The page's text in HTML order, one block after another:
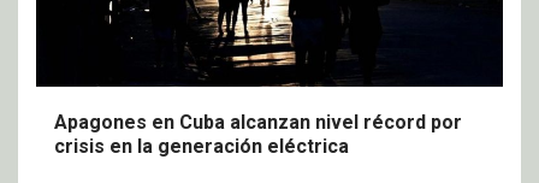
Apagones en Cuba alcanzan nivel récord por
crisis en la generación eléctrica